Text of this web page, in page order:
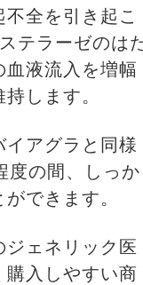
全を引き起こ
テラーゼのは
血液流入を増幅
します。
イアグラと同様
度の間、しっか
できます。
ジェネリック医
入しやすい商